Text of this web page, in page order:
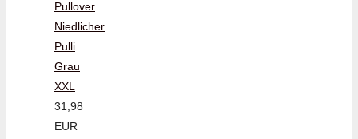
Pullover
Niedlicher
Pulli
Grau
XXL
31,98
EUR